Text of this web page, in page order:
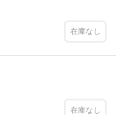
在庫なし
在庫なし